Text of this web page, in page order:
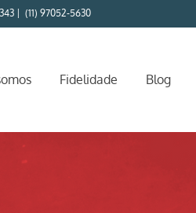
| (11) 97052-5630
Fidelidade Blog